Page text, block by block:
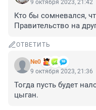
9 октября 2023, 21:42
Кто бы сомневался,
Правительство на
ОТВЕТИТЬ
Ne0
9 октября 2023, 21:36
Тогда пусть будет
цыган.